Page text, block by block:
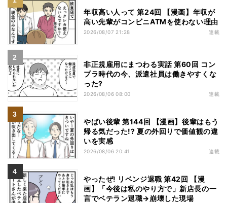
年収高い人って 第24回 【漫画】年収が
高い先輩がコンビニATMを使わない理由
2026/08/07 21:28 連載
非正規雇用にまつわる実話 第60回 コン
プラ時代の今、派遣社員は働きやすくな
った?
2026/08/06 08:00 連載
やばい後輩 第144回 【漫画】後輩はもう
帰る気だった!? 夏の外回りで価値観の違
いを実感
2026/08/06 20:41 連載
やったぜ! リベンジ退職 第42回 【漫
画】「今後は私のやり方で」新店長の一
言でベテラン退職→崩壊した現場